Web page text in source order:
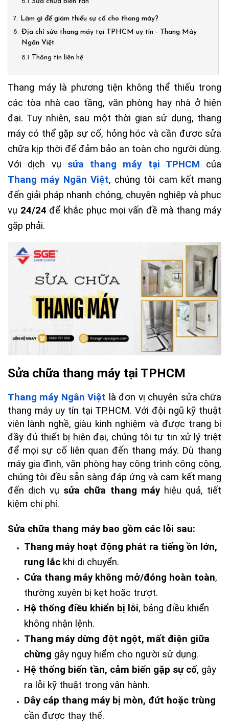
Làm gì để giảm thiểu sự cố cho thang máy?
Địa chỉ sửa thang máy tại TPHCM uy tín - Thang Máy
Ngân Việt
Thông tin liên hệ
Thang máy là phương tiện không thể thiếu trong
các tòa nhà cao tầng, văn phòng hay nhà ở hiện
đại. Tuy nhiên, sau một thời gian sử dụng, thang
máy có thể gặp sự cố, hỏng hóc và cần được sửa
chữa kịp thời để đảm bảo an toàn cho người dùng.
Với dịch vụ sửa thang máy tại TPHCM
Thang máy Ngân Việt, chúng tôi cam kết mang
đến giải pháp nhanh chóng, chuyên nghiệp và phục
vụ 24/24 để khắc phục mọi vấn đề mà thang máy
gặp phải.
Sửa chữa thang máy tại TPHCM
Thang máy Ngân Việt là đơn vị chuyên sửa chữa
thang máy uy tín tại TP.HCM. Với đội ngũ kỹ thuật
viên lành nghề, giàu kinh nghiệm và được trang bị
đầy đủ thiết bị hiện đại, chúng tôi tự tin xử lý triệt
để mọi sự cố liên quan đến thang máy. Dù thang
máy gia đình, văn phòng hay công trình công cộng,
chúng tôi đều sẵn sàng đáp ứng và cam kết mang
đến dịch vụ sửa chữa thang máy hiệu quả, tiết
kiệm chi phí.
Sửa chữa thang máy bao gồm các lỗi sau:
Thang máy hoạt động phát ra tiếng ồn lớn,
rung lắc khi di chuyển.
Cửa thang máy không mở/đóng hoàn toàn,
thường xuyên bị kẹt hoặc trượt.
Hệ thống điều khiển bị lỗi, bảng điều khiển
không nhận lệnh.
Thang máy dừng đột ngột, mất điện giữa
chừng gây nguy hiểm cho người sử dụng.
Hệ thống biến tần, cảm biến gặp sự cố, gây
ra lỗi kỹ thuật trong vận hành.
Dây cáp thang máy bị mòn, đứt hoặc trùng
cần được thay thế.